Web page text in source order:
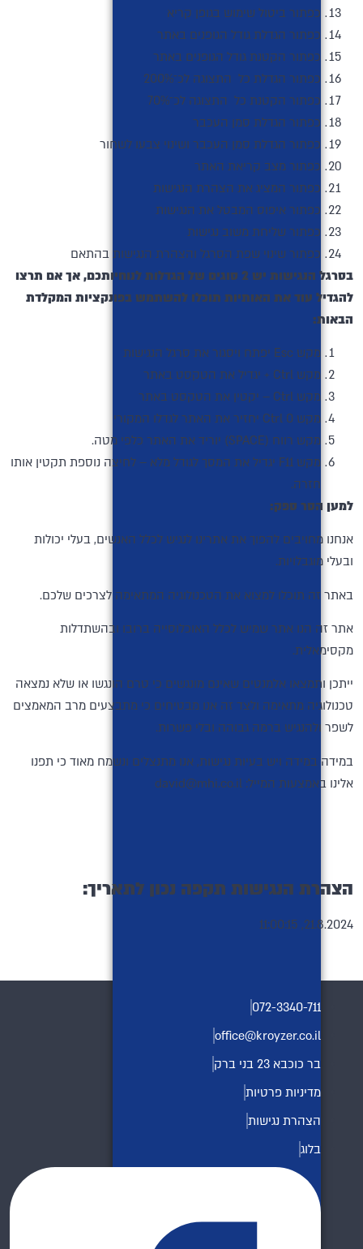
כפתור ביטול שימוש בגופן קריא
כפתור הגדלת גודל הגופנים באתר
כפתור הקטנת גודל הגופנים באתר
כפתור הגדלת כל התצוגה לכ־200%
כפתור הקטנת כל התצוגה לכ־70%
כפתור הגדלת סמן העכבר
כפתור הגדלת סמן העכבר ושינוי צבעו לשחור
כפתור מצב קריאת האתר
כפתור המציג את הצהרת הנגישות
כפתור איפוס המבטל את הנגישות
כפתור שליחת משוב נגישות
כפתור שינוי שפת הסרגל והצהרת הנגישות בהתאם
בסרגל הנגישות יש 2 סוגים של הגדלות לנוחיותכם, אך אם תרצו
להגדיל עוד את האותיות תוכלו להשתמש בפונקציות המקלדת
הבאות:
מקש Esc יפתח ויסגור את סרגל הנגישות
מקש Ctrl + יגדיל את הטקסט באתר
מקש Ctrl – יקטין את הטקסט באתר
מקש Ctrl 0 יחזיר את האתר לגדלו המקורי
מקש רווח (SPACE) יוריד את האתר כלפי מטה.
מקש F11 יגדיל את המסך לגודל מלא – לחיצה נוספת תקטין אותו
חזרה.
למען הסר ספק:
אנחנו מחויבים להפוך את אתרינו לנגיש לכלל האנשים, בעלי יכולות
ובעלי מוגבלויות.
באתר זה תוכלו למצוא את הטכנולוגיה המתאימה לצרכים שלכם.
אתר זה הנו אתר שמיש לכלל האוכלוסייה ברובו ובהשתדלות
מקסימאלית.
ייתכן ותמצאו אלמנטים שאינם מונגשים כי טרם הונגשו או שלא נמצאה
טכנולוגיה מתאימה ולצד זה אנו מבטיחים כי מתבצעים מרב המאמצים
לשפר ולהנגיש ברמה גבוהה ובלי פשרות.
במידה במידה ויש בעיות נגישות, אנו מתנצלים ונשמח מאוד כי תפנו
אלינו באמצעות המייל: david@mhi.co.il
הצהרת הנגישות תקפה נכון לתאריך:
21.8.2024, 11:00:15
072-3340-711
office@kroyzer.co.il
בר כוכבא 23 בני ברק
מדיניות פרטיות
הצהרת נגישות
בלוג